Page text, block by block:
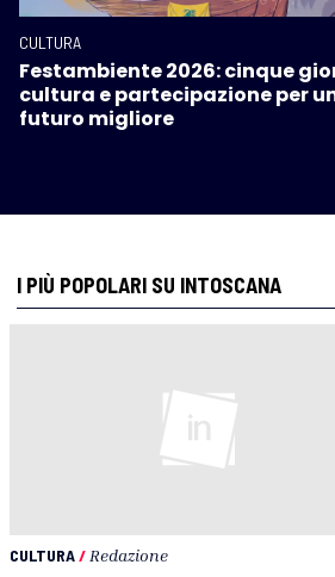
CULTURA
Festambiente 2026: cinque
cultura e partecipazione per
futuro migliore
I PIÙ POPOLARI SU INTOSCANA
CULTURA/ Redazione